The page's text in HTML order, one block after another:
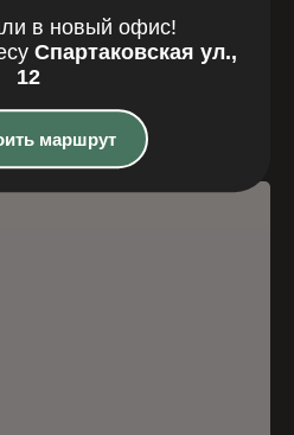
улица, 12
в новый офис!
Спартаковская ул.,
12
маршрут